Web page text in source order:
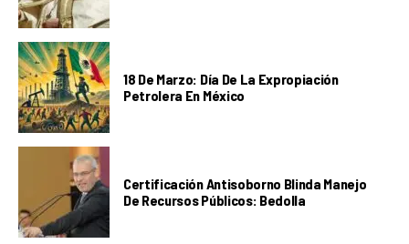
18 De Marzo: Día De La Expropiación
Petrolera En México
Certificación Antisoborno Blinda Manejo
De Recursos Públicos: Bedolla